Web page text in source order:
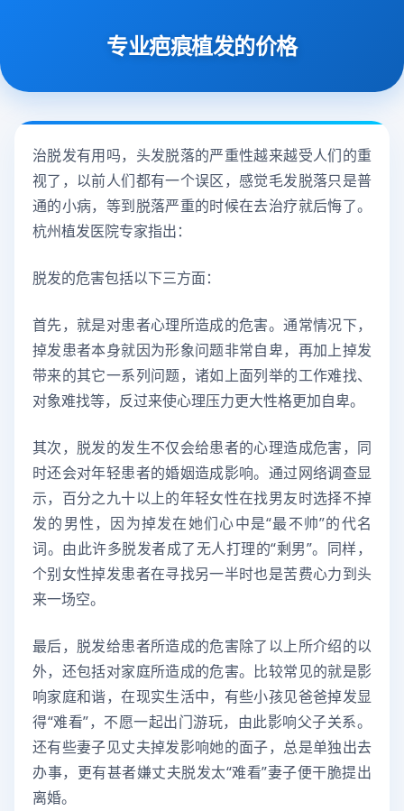
专业疤痕植发的价格
治脱发有用吗，头发脱落的严重性越来越受人们的重
视了，以前人们都有一个误区，感觉毛发脱落只是普
通的小病，等到脱落严重的时候在去治疗就后悔了。
杭州植发医院专家指出：
脱发的危害包括以下三方面：
首先，就是对患者心理所造成的危害。通常情况下，
掉发患者本身就因为形象问题非常自卑，再加上掉发
带来的其它一系列问题，诸如上面列举的工作难找、
对象难找等，反过来使心理压力更大性格更加自卑。
其次，脱发的发生不仅会给患者的心理造成危害，同
时还会对年轻患者的婚姻造成影响。通过网络调查显
示，百分之九十以上的年轻女性在找男友时选择不掉
发的男性，因为掉发在她们心中是“最不帅”的代名
词。由此许多脱发者成了无人打理的“剩男”。同样，
个别女性掉发患者在寻找另一半时也是苦费心力到头
来一场空。
最后，脱发给患者所造成的危害除了以上所介绍的以
外，还包括对家庭所造成的危害。比较常见的就是影
响家庭和谐，在现实生活中，有些小孩见爸爸掉发显
得“难看”，不愿一起出门游玩，由此影响父子关系。
还有些妻子见丈夫掉发影响她的面子，总是单独出去
办事，更有甚者嫌丈夫脱发太“难看”妻子便干脆提出
离婚。